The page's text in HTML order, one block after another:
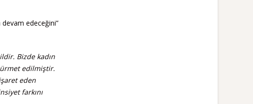
devam edeceğini”
Bizde kadın
edilmiştir.
eden
farkını